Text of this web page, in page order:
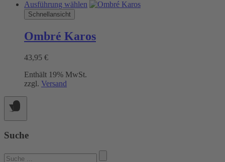
Ausführung wählen Dieses
Varianten
Schnellansicht
Ombré Karos
43,95 €
Enthält 19% MwSt.
zzgl. Versand
Suche
Suchen